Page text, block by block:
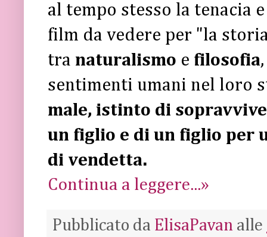
al tempo stesso la tenacia
film da vedere per "la
tra naturalismo e filosofia
sentimenti umani nel loro
male, istinto di
un figlio e di un figlio per
di vendetta.
Continua a leggere...»
Pubblicato da ElisaPavan alle